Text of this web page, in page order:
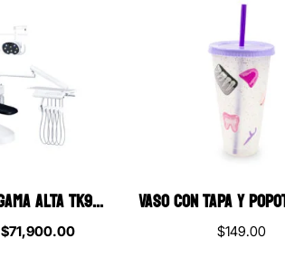
UNIDAD DENTAL GAMA ALTA TK9500
Original
$71,900.00Current
$149.00